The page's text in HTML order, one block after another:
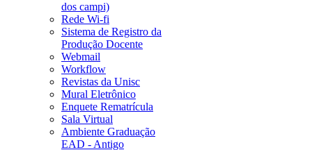
dos campi)
Rede Wi-fi
Sistema de Registro da
Produção Docente
Webmail
Workflow
Revistas da Unisc
Mural Eletrônico
Enquete Rematrícula
Sala Virtual
Ambiente Graduação
EAD - Antigo